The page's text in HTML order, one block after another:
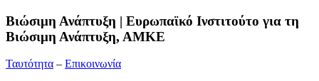
Bιώσιμη Ανάπτυξη | Ευρωπαϊκό Ινστιτούτο για τη
Βιώσιμη Ανάπτυξη, ΑΜΚΕ
Ταυτότητα – Επικοινωνία